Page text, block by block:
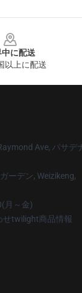
中に配送
以上に配送
Ave, パサデ
ーデン, Weizikeng,
月～金)
せtwilight商品情報